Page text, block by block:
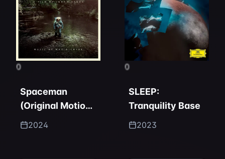
0
Spaceman
(Original Motion
Picture
2024
0
SLEEP:
Tranquility Base
2023